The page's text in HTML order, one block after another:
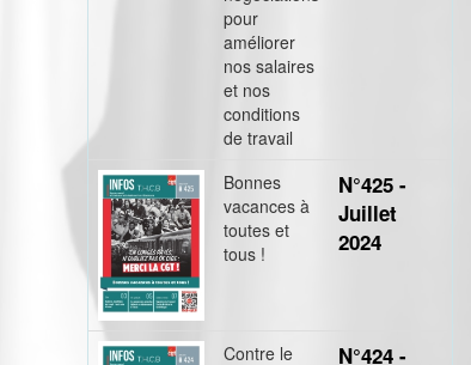
pour
améliorer
nos salaires
et nos
conditions
de travail
Bonnes
vacances à
toutes et
tous !
N°425 -
Juillet
2024
Contre le N°424 -